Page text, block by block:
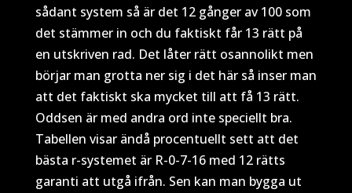
sådant system så är det 12 gånger av 100 som
det stämmer in och du faktiskt får 13 rätt på
en utskriven rad. Det låter rätt osannolikt men
börjar man grotta ner sig i det här så inser man
att det faktiskt ska mycket till att få 13 rätt.
Oddsen är med andra ord inte speciellt bra.
Tabellen visar ändå procentuellt sett att det
bästa r-systemet är R-0-7-16 med 12 rätts
garanti att utgå ifrån. Sen kan man bygga ut